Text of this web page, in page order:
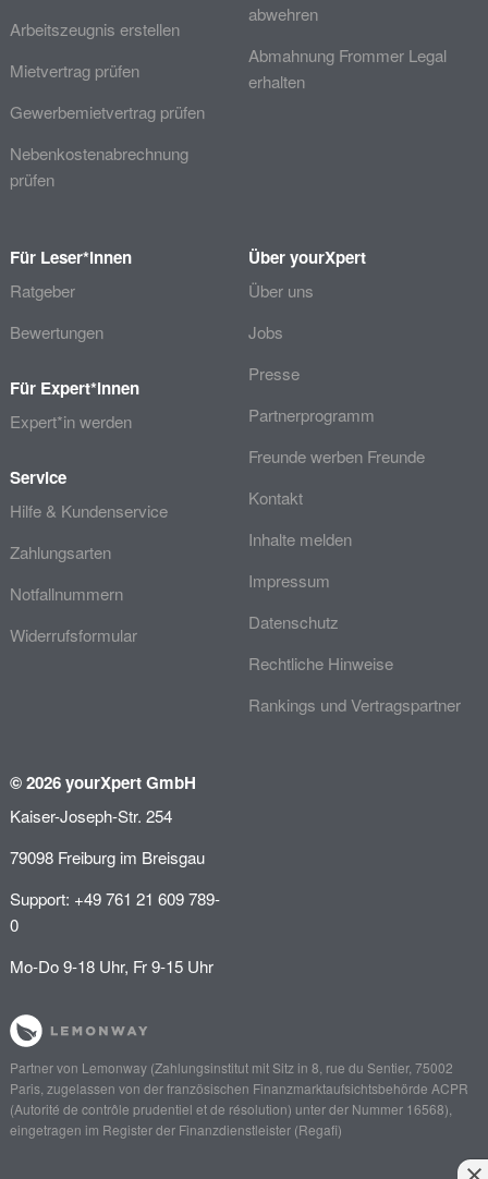
Arbeitszeugnis erstellen
Mietvertrag prüfen
Gewerbemietvertrag prüfen
Nebenkostenabrechnung
prüfen
abwehren
Abmahnung Frommer Legal
erhalten
Für Leser*innen
Ratgeber
Bewertungen
Für Expert*innen
Expert*in werden
Service
Hilfe & Kundenservice
Zahlungsarten
Notfallnummern
Widerrufsformular
Über yourXpert
Über uns
Jobs
Presse
Partnerprogramm
Freunde werben Freunde
Kontakt
Inhalte melden
Impressum
Datenschutz
Rechtliche Hinweise
Rankings und Vertragspartner
© 2026 yourXpert GmbH
Kaiser-Joseph-Str. 254
79098 Freiburg im Breisgau
Support: +49 761 21 609 789-
0
Mo-Do 9-18 Uhr, Fr 9-15 Uhr
Partner von Lemonway(Zahlungsinstitut mit Sitz in 8, rue du Sentier, 75002
Paris, zugelassen von der französischen Finanzmarktaufsichtsbehörde ACPR
(Autorité de contrôle prudentiel et de résolution) unter der Nummer 16568),
eingetragen im Register der Finanzdienstleister (Regafi)